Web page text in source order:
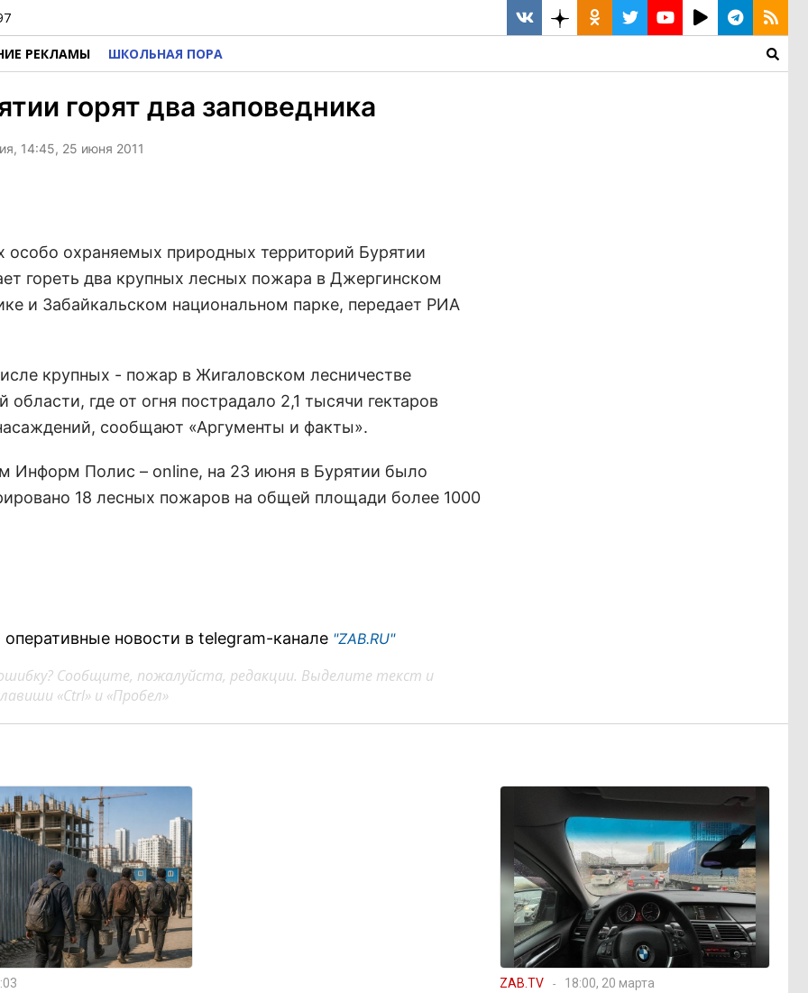
РЕКЛАМЫ ШКОЛЬНАЯ ПОРА
горят два заповедника
14:45, 25 июня 2011
особо охраняемых природных территорий Бурятии
гореть два крупных лесных пожара в Джергинском
и Забайкальском национальном парке, передает РИА
крупных - пожар в Жигаловском лесничестве
области, где от огня пострадало 2,1 тысячи гектаров
сообщают «Аргументы и факты».
Информ Полис – online, на 23 июня в Бурятии было
18 лесных пожаров на общей площади более 1000
новости в telegram-канале "ZAB.RU"
Сообщите, пожалуйста, редакции. Выделите текст и
«Ctrl» и «Пробел»
ZAB.TV 18:00, 20 марта